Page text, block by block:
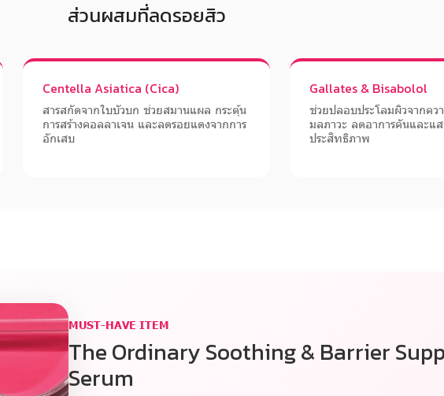
ส่วนผสมที่ลดรอยสิว
Centella Asiatica (Cica)
สารสกัดจากใบบัวบก ช่วยสมานแผล กระตุ้น
การสร้างคอลลาเจน และลดรอยแดงจากการ
อักเสบ
Gallates & Bisabolol
ช่วยปลอบประโลมผิวจากคว
มลภาวะ ลดอาการคันและแ
ประสิทธิภาพ
MUST-HAVE ITEM
The Ordinary Soothing & Barrier
Serum